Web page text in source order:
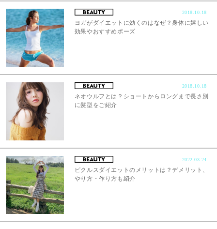
2018.10.18
ヨガがダイエットに効くのはなぜ？身体に嬉しい
効果やおすすめポーズ
2018.10.18
ネオウルフとは？ショートからロングまで長さ別
に髪型をご紹介
2022.03.24
ピクルスダイエットのメリットは？デメリット、
やり方・作り方も紹介